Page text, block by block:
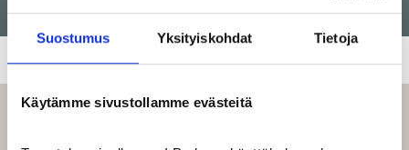
Suostumus Yksityiskohdat Tietoja
Käytämme sivustollamme evästeitä